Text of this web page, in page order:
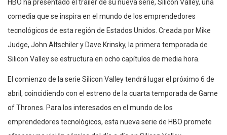
HBO ha presentado el tráiler de su nueva serie, Silicon Valley, una
comedia que se inspira en el mundo de los emprendedores
tecnológicos de esta región de Estados Unidos. Creada por Mike
Judge, John Altschiler y Dave Krinsky, la primera temporada de
Silicon Valley se estructura en ocho capítulos de media hora.
El comienzo de la serie Silicon Valley tendrá lugar el próximo 6 de
abril, coincidiendo con el estreno de la cuarta temporada de Game
of Thrones. Para los interesados en el mundo de los
emprendedores tecnológicos, esta nueva serie de HBO promete